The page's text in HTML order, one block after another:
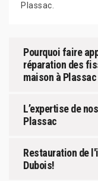
Plassac.
Pourquoi faire
réparation des
maison à Plassac
L’expertise de
Plassac
Restauration de
Dubois!